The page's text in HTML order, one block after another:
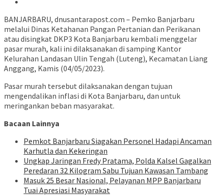
BANJARBARU, dnusantarapost.com – Pemko Banjarbaru
melalui Dinas Ketahanan Pangan Pertanian dan Perikanan
atau disingkat DKP3 Kota Banjarbaru kembali menggelar
pasar murah, kali ini dilaksanakan di samping Kantor
Kelurahan Landasan Ulin Tengah (Luteng), Kecamatan Liang
Anggang, Kamis (04/05/2023).
Pasar murah tersebut dilaksanakan dengan tujuan
mengendalikan inflasi di Kota Banjarbaru, dan untuk
meringankan beban masyarakat.
Bacaan Lainnya
Pemkot Banjarbaru Siagakan Personel Hadapi Ancaman
Karhutla dan Kekeringan
Ungkap Jaringan Fredy Pratama, Polda Kalsel Gagalkan
Peredaran 32 Kilogram Sabu Tujuan Kawasan Tambang
Masuk 25 Besar Nasional, Pelayanan MPP Banjarbaru
Tuai Apresiasi Masyarakat